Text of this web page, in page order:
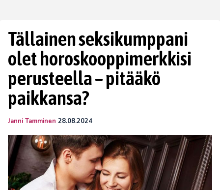
Tällainen seksikumppani
olet horoskooppimerkkisi
perusteella – pitääkö
paikkansa?
Janni Tamminen 28.08.2024